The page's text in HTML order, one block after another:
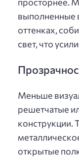
выполненные
оттенках,
свет, что
Меньше
решетчатые
конструкции.
открытые